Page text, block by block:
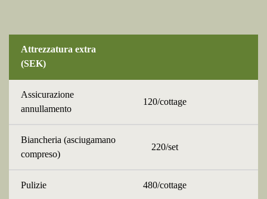
Attrezzatura extra
(SEK)
Assicurazione
annullamento
120/cottage
Biancheria (asciugamano
compreso)
220/set
Pulizie 480/cottage